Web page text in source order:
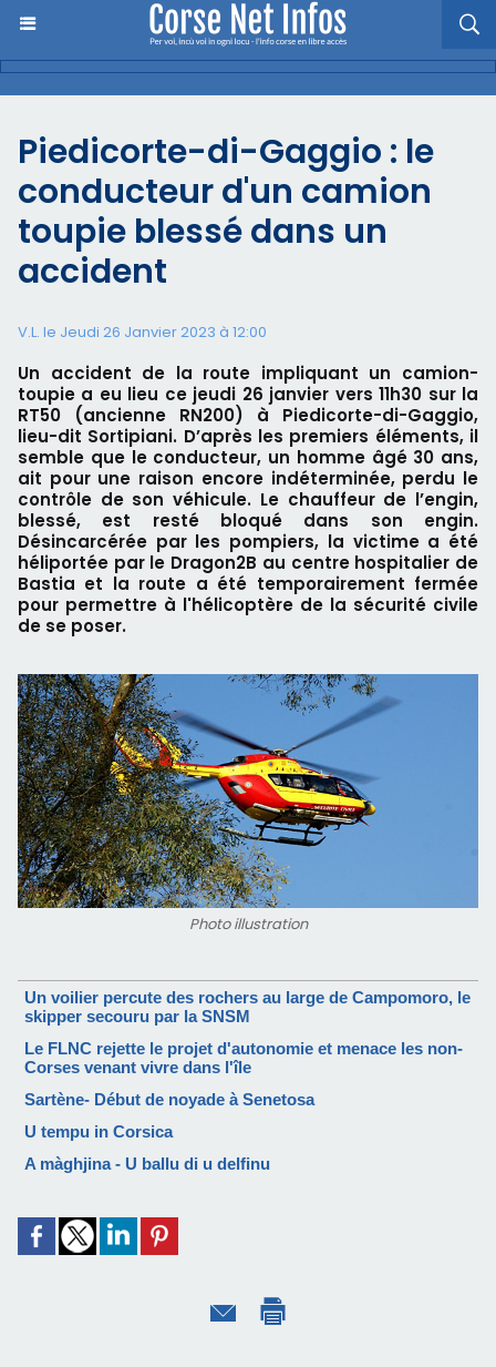
Piedicorte-di-Gaggio : le
conducteur d'un camion
toupie blessé dans un
accident
V.L. le Jeudi 26 Janvier 2023 à 12:00
Un accident de la route impliquant un camion-
toupie a eu lieu ce jeudi 26 janvier vers 11h30 sur la
RT50 (ancienne RN200) à Piedicorte-di-Gaggio,
lieu-dit Sortipiani. D’après les premiers éléments, il
semble que le conducteur, un homme âgé 30 ans,
ait pour une raison encore indéterminée, perdu le
contrôle de son véhicule. Le chauffeur de l’engin,
blessé, est resté bloqué dans son engin.
Désincarcérée par les pompiers, la victime a été
héliportée par le Dragon2B au centre hospitalier de
Bastia et la route a été temporairement fermée
pour permettre à l'hélicoptère de la sécurité civile
de se poser.
Photo illustration
Un voilier percute des rochers au large de Campomoro, le
skipper secouru par la SNSM
Le FLNC rejette le projet d'autonomie et menace les non-
Corses venant vivre dans l'île
Sartène- Début de noyade à Senetosa
U tempu in Corsica
A màghjina - U ballu di u delfinu